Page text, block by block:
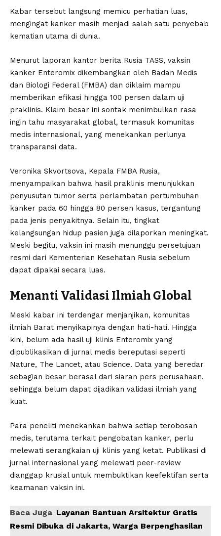
Kabar tersebut langsung memicu perhatian luas,
mengingat kanker masih menjadi salah satu penyebab
kematian utama di dunia.
Menurut laporan kantor berita Rusia TASS, vaksin
kanker Enteromix dikembangkan oleh Badan Medis
dan Biologi Federal (FMBA) dan diklaim mampu
memberikan efikasi hingga 100 persen dalam uji
praklinis. Klaim besar ini sontak menimbulkan rasa
ingin tahu masyarakat global, termasuk komunitas
medis internasional, yang menekankan perlunya
transparansi data.
Veronika Skvortsova, Kepala FMBA Rusia,
menyampaikan bahwa hasil praklinis menunjukkan
penyusutan tumor serta perlambatan pertumbuhan
kanker pada 60 hingga 80 persen kasus, tergantung
pada jenis penyakitnya. Selain itu, tingkat
kelangsungan hidup pasien juga dilaporkan meningkat.
Meski begitu, vaksin ini masih menunggu persetujuan
resmi dari Kementerian Kesehatan Rusia sebelum
dapat dipakai secara luas.
Menanti Validasi Ilmiah Global
Meski kabar ini terdengar menjanjikan, komunitas
ilmiah Barat menyikapinya dengan hati-hati. Hingga
kini, belum ada hasil uji klinis Enteromix yang
dipublikasikan di jurnal medis bereputasi seperti
Nature, The Lancet, atau Science. Data yang beredar
sebagian besar berasal dari siaran pers perusahaan,
sehingga belum dapat dijadikan validasi ilmiah yang
kuat.
Para peneliti menekankan bahwa setiap terobosan
medis, terutama terkait pengobatan kanker, perlu
melewati serangkaian uji klinis yang ketat. Publikasi di
jurnal internasional yang melewati peer-review
dianggap krusial untuk membuktikan keefektifan serta
keamanan vaksin ini.
Baca Juga Layanan Bantuan Arsitektur Gratis
Resmi Dibuka di Jakarta, Warga Berpenghasilan